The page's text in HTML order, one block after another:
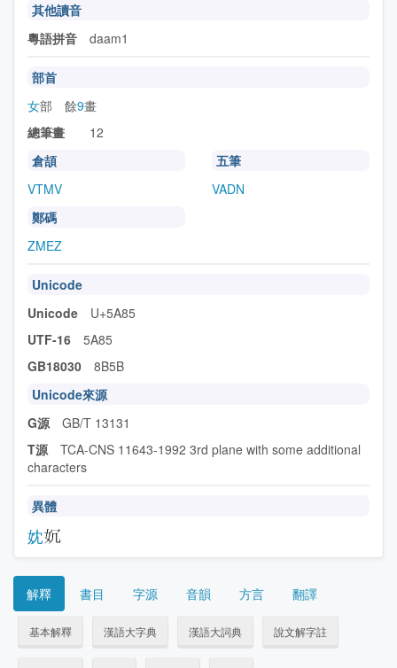
其他讀音
粵語拼音 daam1
部首
女部 餘9畫
總筆畫 12
倉頡
VTMV
五筆
VADN
鄭碼
ZMEZ
Unicode
Unicode U+5A85
UTF-16 5A85
GB18030 8B5B
Unicode來源
G源GB/T 13131
T源TCA-CNS 11643-1992 3rd plane with some additional
characters
異體
妉
解釋 書目 字源 音韻 方言 翻譯
基本解釋 漢語大字典 漢語大詞典 說文解字註